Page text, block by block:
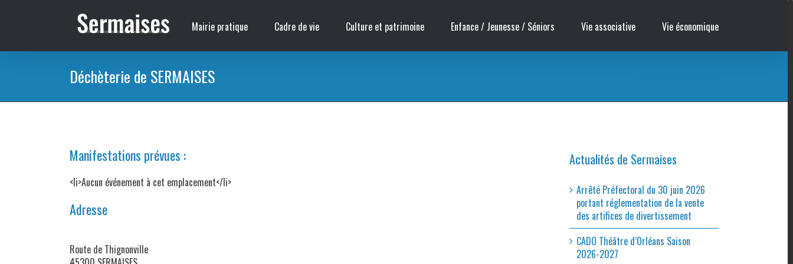
Mairie pratique Cadre de vie Culture et patrimoine Enfance / Jeunesse / Séniors Vie associative Vie économique
Déchèterie de SERMAISES
Manifestations prévues :
<li>Aucun événement à cet emplacement</li>
Adresse
Route de Thignonville
Actualités de Sermaises
Arrêté Préfectoral du 30 juin 2026
portant réglementation de la vente
des artifices de divertissement
CADO Théâtre d’Orléans Saison
2026-2027